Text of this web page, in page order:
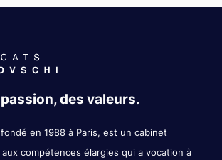
des valeurs.
en 1988 à Paris, est un cabinet
aux compétences élargies qui a vocation à